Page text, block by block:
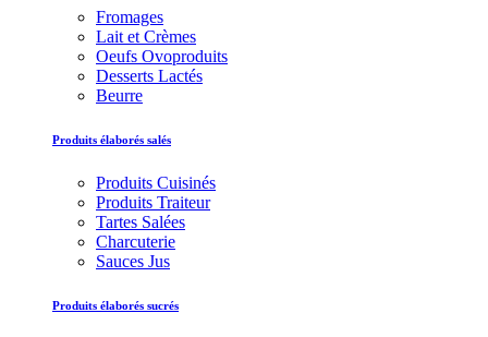
Fromages
Lait et Crèmes
Oeufs Ovoproduits
Desserts Lactés
Beurre
Produits élaborés salés
Produits Cuisinés
Produits Traiteur
Tartes Salées
Charcuterie
Sauces Jus
Produits élaborés sucrés